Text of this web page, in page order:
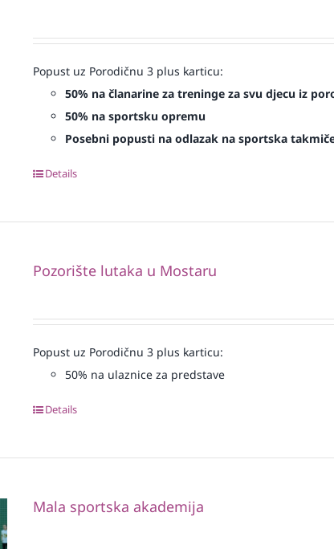
Popust uz Porodičnu 3 plus karticu:
50% na članarine za treninge za svu djecu iz
50% na sportsku opremu
Posebni popusti na odlazak na sportska
Details
Pozorište lutaka u Mostaru
Popust uz Porodičnu 3 plus karticu:
50% na ulaznice za predstave
Details
Mala sportska akademija